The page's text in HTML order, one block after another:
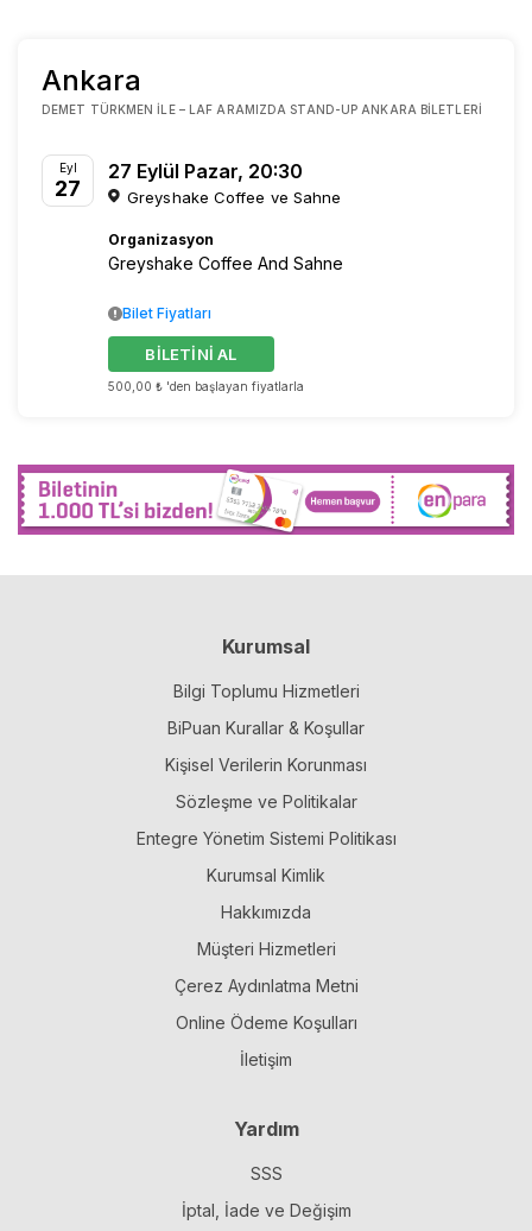
Ankara
DEMET TÜRKMEN ILE – LAF ARAMIZDA STAND-UP ANKARA BILETLERI
Eyl
27
27 Eylül Pazar, 20:30
Greyshake Coffee ve Sahne
Organizasyon
Greyshake Coffee And Sahne
500,00 ₺ 'den başlayan fiyatlarla
BİLETİNİ AL
Bilet Fiyatları
Kurumsal
Bilgi Toplumu Hizmetleri
BiPuan Kurallar & Koşullar
Kişisel Verilerin Korunması
Sözleşme ve Politikalar
Entegre Yönetim Sistemi Politikası
Kurumsal Kimlik
Hakkımızda
Müşteri Hizmetleri
Çerez Aydınlatma Metni
Online Ödeme Koşulları
İletişim
Yardım
SSS
İptal, İade ve Değişim